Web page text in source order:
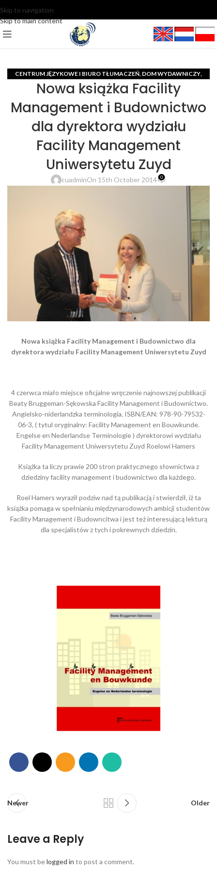
Skip to navigation
Skip to main content
CENTRUM JĘZYKOWE I BIURO TŁUMACZEŃ DOM WYDAWNICZY
KSIĄŻKI ,MIĘDZYNARODOWE CENTRUM DZIENNIKARSKIE I PR
TURYSTYKA
Nowa książka Facility
Management i Budownictwo
dla dyrektora wydziału
Facility Management
Uniwersytetu Zuyd
cuadminOn 15th October 2014 0
Nowa książka Facility Management i Budownictwo dla
dyrektora wydziału Facility Management Uniwersytetu Zuyd
4 czerwca miało miejsce oficjalne wręczenie najnowszej publikacji
Beaty Bruggeman-Sękowska Facility Management i Budownictwo.
Angielsko-niderlandzka terminologia, ISBN/EAN: 978-90-79532-
06-3, ( tytul oryginalny: Facility Management en Bouwkunde.
Engelse en Nederlandse Terminologie ) dyrektorowi wydziału
Facility Management Uniwersytetu Zuyd Roelowi Hamers
Książka ta liczy prawie 200 stron praktycznego słownictwa z
dziedziny facility management i budownictwo dla każdego.
Roel Hamers wyraził podziw nad tą publikacją i stwierdził, iż ta
książka pomaga w spełnianiu międzynarodowych ambicji studentów
Facility Management i Budowncitwa i jest też interesującą lekturą
dla specjalistów z tych i pokrewnych dziedzin.
Newer Older
Leave a Reply
You must belogged in to post a comment.